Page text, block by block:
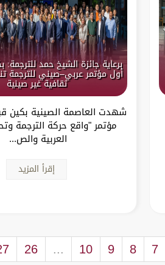
برعاية جائزة الشيخ حمد
أول مؤتمر عربي–صيني
ثقافية غير صينية
شهدت العاصمة الصينية بكين
مؤتمر "واقع حركة الترجمة
العربية والص...
إقرأ المزيد
7
8
9
10
...
26